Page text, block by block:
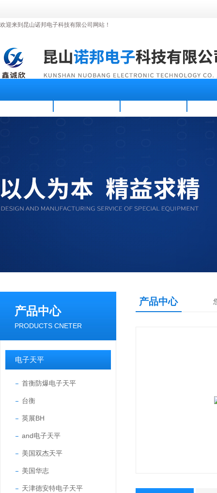
欢迎来到昆山诺邦电子科技有限公司网站！
产品中心
PRODUCTS CNETER
电子天平
首衡防爆电子天平
台衡
英展BH
and电子天平
美国双杰天平
美国华志
天津德安特电子天平
产品中心